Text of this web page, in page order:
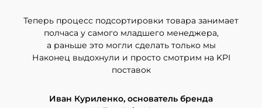
Теперь процесс подсортировки товара занимает
полчаса у самого младшего менеджера,
а раньше это могли сделать только мы
Наконец выдохнули и просто смотрим на KPI
поставок
Иван Куриленко, основатель бренда